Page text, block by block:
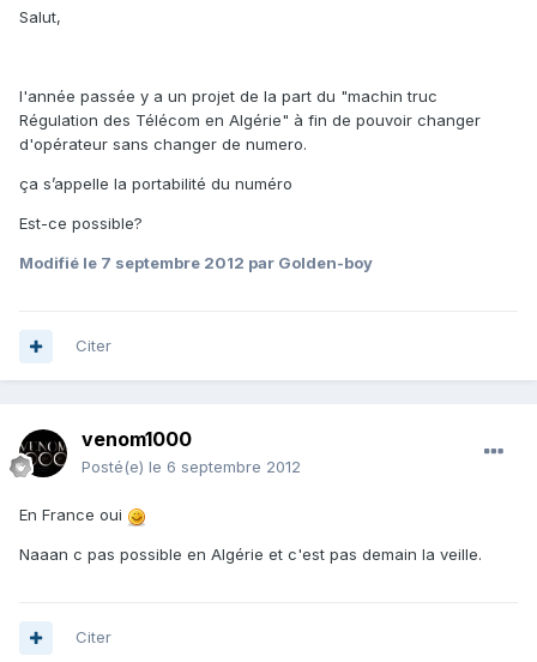
Salut,
l'année passée y a un projet de la part du "machin truc
Régulation des Télécom en Algérie" à fin de pouvoir changer
d'opérateur sans changer de numero.
ça s’appelle la portabilité du numéro
Est-ce possible?
Modifié le 7 septembre 2012 par Golden-boy
Citer
venom1000
Posté(e) le 6 septembre 2012
En France oui
Naaan c pas possible en Algérie et c'est pas demain la veille.
Citer